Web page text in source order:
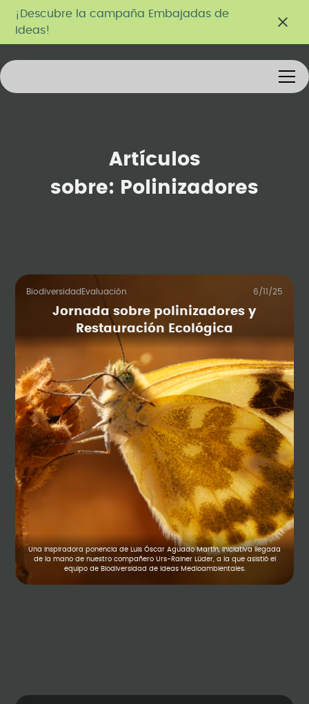
¡Descubre la campaña Embajadas de
Ideas!
Artículos
sobre:
Polinizadores
Biodiversidad Evaluación 6/11/25
Jornada sobre polinizadores y
Restauración Ecológica
Una inspiradora ponencia de Luis Óscar Aguado Martín, iniciativa llegada
de la mano de nuestro compañero Urs-Rainer Lüder, a la que asistió el
equipo de Biodiversidad de Ideas Medioambientales.